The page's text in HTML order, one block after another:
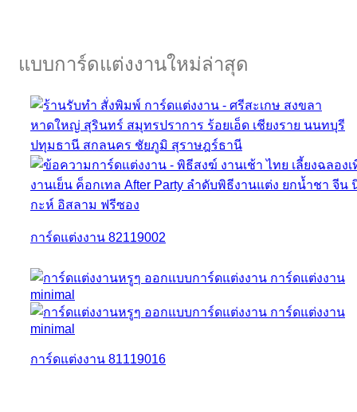
แบบการ์ดแต่งงานใหม่ล่าสุด
การ์ดแต่งงาน 82119002
การ์ดแต่งงาน 81119016